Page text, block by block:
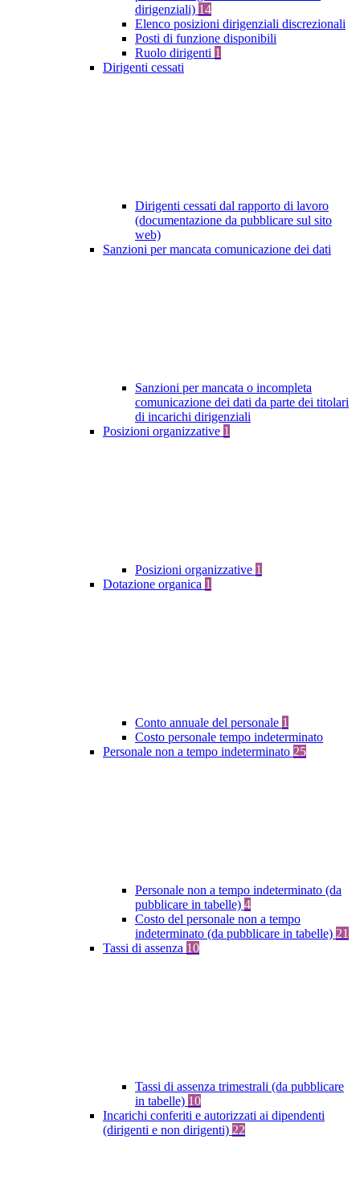
dirigenziali) 14
Elenco posizioni dirigenziali discrezionali
Posti di funzione disponibili
Ruolo dirigenti 1
Dirigenti cessati
Dirigenti cessati dal rapporto di lavoro
(documentazione da pubblicare sul sito
web)
Sanzioni per mancata comunicazione dei dati
Sanzioni per mancata o incompleta
comunicazione dei dati da parte dei titolari
di incarichi dirigenziali
Posizioni organizzative 1
Posizioni organizzative 1
Dotazione organica 1
Conto annuale del personale 1
Costo personale tempo indeterminato
Personale non a tempo indeterminato 25
Personale non a tempo indeterminato (da
pubblicare in tabelle) 4
Costo del personale non a tempo
indeterminato (da pubblicare in tabelle) 21
Tassi di assenza 10
Tassi di assenza trimestrali (da pubblicare
in tabelle) 10
Incarichi conferiti e autorizzati ai dipendenti
(dirigenti e non dirigenti) 22